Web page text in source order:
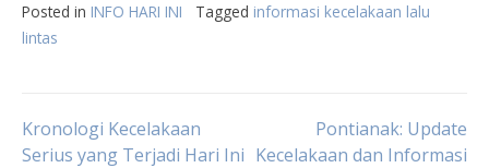
Posted in INFO HARI INI Tagged informasi kecelakaan lalu
lintas
Post
Kronologi Kecelakaan
Serius yang Terjadi Hari Ini
Pontianak: Update
Kecelakaan dan Informasi